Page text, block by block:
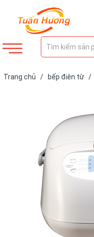
Trang chủ / bếp điên từ /